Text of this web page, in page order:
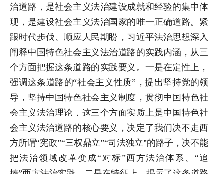
治道路，是社会主义法治建设成就和经验的集中体
现，是建设社会主义法治国家的唯一正确道路。紧
跟时代步伐、顺应人民期盼，习近平法治思想深入
阐释中国特色社会主义法治道路的实践内涵，从三
个方面把握这条道路的实践要义。一是在定性上，
强调这条道路的“社会主义性质”，提出坚持党的领
导，坚持中国特色社会主义制度，贯彻中国特色社
会主义法治理论，这三个方面实质上是中国特色社
会主义法治道路的核心要义，决定了我们决不走西
方所谓“宪政”“三权鼎立”“司法独立”的路子，决不能
把法治领域改革变成“对标”西方法治体系、“追